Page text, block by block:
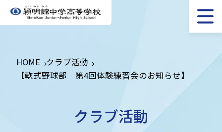
HOME クラブ活動
【軟式野球部 第4回体験練習会のお知らせ】
クラブ活動